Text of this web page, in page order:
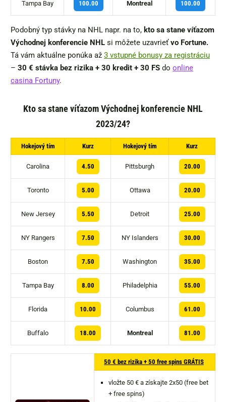
Tampa Bay 100.00 Montreal 100.00
Podobný typ stávky na NHL napr. na to, kto sa stane víťazom
Východnej konferencie NHL si môžete uzavrieťvo Fortune.
Tá vám aktuálne ponúka až 3 vstupné bonusy za registráciu
– 30 € stávka bez rizika + 30 kredit + 30 FS do online
casina Fortuny.
Kto sa stane víťazom Východnej konferencie NHL
2023/24?
Hokejový tím Kurz Hokejový tím Kurz
Carolina 4.50 Pittsburgh 20.00
Toronto 5.00 Ottawa 20.00
New Jersey 5.50 Detroit 25.00
NY Rangers 7.50 NY Islanders 30.00
Boston 7.50 Washington 35.00
Tampa Bay 8.00 Philadelphia 55.00
Florida 10.00 Columbus 61.00
Buffalo 18.00 Montreal 81.00
50 € bez rizika + 50 free spins GRÁTIS
vložte 50 € a získajte 2x50 (free bet
+ free spins)